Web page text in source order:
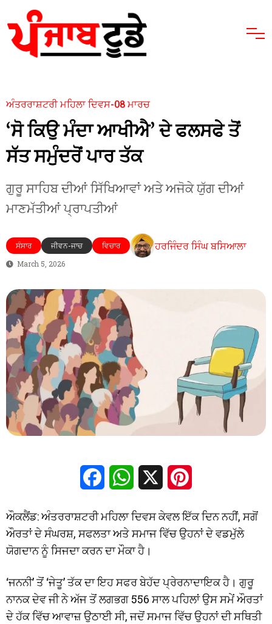
ਅੰਤਰਰਾਸ਼ਟਰੀ ਮਹਿਲਾ ਦਿਵਸ-08 ਮਾਰਚ
‘ਸੋ ਕਿਉ ਮੰਦਾ ਆਖੀਐ’ ਦੇ ਫਲਸਫੇ ਤੋਂ
ਸੱਤ ਸਮੁੰਦਰੋਂ ਪਾਰ ਤੱਕ
ਗੁਰੂ ਸਾਹਿਬ ਦੀਆਂ ਸਿੱਖਿਆਵਾਂ ਅਤੇ ਅਜੋਕੇ ਯੁੱਗ ਦੀਆਂ
ਮਾਣਮੱਤੀਆਂ ਪ੍ਰਾਪਤੀਆਂ
ਸੰਸਾਰ ਜੀਵਨ-ਜਾਚ ਵਿਚਾਰ ਹਰਜਿੰਦਰ ਸਿੰਘ ਬਸਿਆਲਾ
March 5, 2026
FacebookWhatsApp
ਔਕਲੈਂਡ: ਅੰਤਰਰਾਸ਼ਟਰੀ ਮਹਿਲਾ ਦਿਵਸ ਕੇਵਲ ਇੱਕ ਦਿਨ ਨਹੀਂ, ਸਗੋਂ
ਔਰਤਾਂ ਦੇ ਸੰਘਰਸ਼, ਸਫਲਤਾ ਅਤੇ ਸਮਾਜ ਵਿੱਚ ਉਹਨਾਂ ਦੇ ਵਡਮੁੱਲੇ
ਯੋਗਦਾਨ ਨੂੰ ਸਿਜਦਾ ਕਰਨ ਦਾ ਮੌਕਾ ਹੈ।
‘ਜਨਨੀ’ ਤੋਂ ‘ਜੇਤੂ’ ਤੱਕ ਦਾ ਇਹ ਸਫਰ ਬੇਹੱਦ ਪ੍ਰੇਰਨਾਦਾਇਕ ਹੈ। ਗੁਰੂ
ਨਾਨਕ ਦੇਵ ਜੀ ਨੇ ਅੱਜ ਤੋਂ ਲਗਭਗ 556 ਸਾਲ ਪਹਿਲਾਂ ਉਸ ਸਮੇਂ ਔਰਤਾਂ
ਦੇ ਹੱਕ ਵਿੱਚ ਆਵਾਜ਼ ਉਠਾਈ ਸੀ, ਜਦੋਂ ਸਮਾਜ ਵਿੱਚ ਉਹਨਾਂ ਦੀ ਸਥਿਤੀ